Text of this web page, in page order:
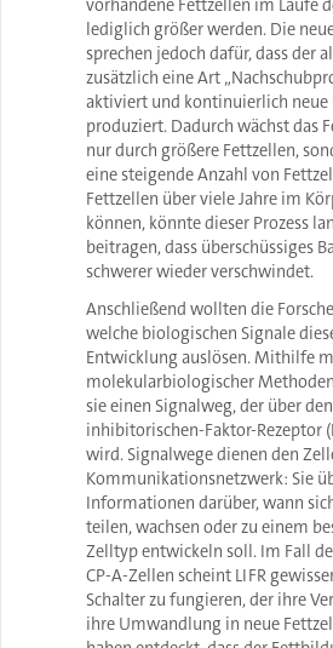
vorhandene Fettzellen im Laufe
lediglich größer werden. Die
sprechen jedoch dafür, dass der
zusätzlich eine Art
aktiviert und kontinuierlich neue
produziert. Dadurch wächst das
nur durch größere Fettzellen,
eine steigende Anzahl von
Fettzellen über viele Jahre im
können, könnte dieser Prozess
beitragen, dass überschüssiges
schwerer wieder verschwindet.
Anschließend wollten die
welche biologischen Signale
Entwicklung auslösen. Mithilfe
molekularbiologischer
sie einen Signalweg, der über
inhibitorischen-Faktor-Rezeptor
wird. Signalwege dienen den
Kommunikationsnetzwerk: Sie
Informationen darüber, wann
teilen, wachsen oder zu einem
Zelltyp entwickeln soll. Im Fall
CP-A-Zellen scheint LIFR
Schalter zu fungieren, der ihre
ihre Umwandlung in neue